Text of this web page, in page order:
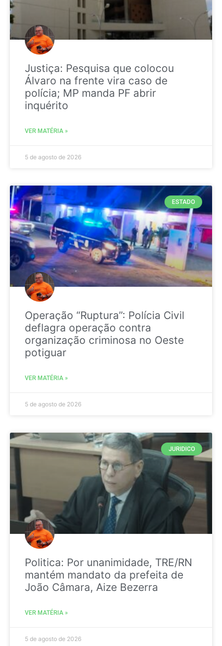
Justiça: Pesquisa que colocou
Álvaro na frente vira caso de
polícia; MP manda PF abrir
inquérito
VER MATÉRIA »
5 de agosto de 2026
ESTADO
Operação “Ruptura”: Polícia Civil
deflagra operação contra
organização criminosa no Oeste
potiguar
VER MATÉRIA »
5 de agosto de 2026
JURIDICO
Politica: Por unanimidade, TRE/RN
mantém mandato da prefeita de
João Câmara, Aize Bezerra
VER MATÉRIA »
5 de agosto de 2026